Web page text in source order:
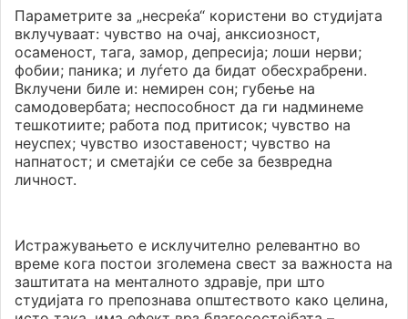
Параметрите за „несреќа“ користени во студијата
вклучуваат: чувство на очај, анксиозност,
осаменост, тага, замор, депресија; лоши нерви;
фобии; паника; и луѓето да бидат обесхрабрени.
Вклучени биле и: немирен сон; губење на
самодовербата; неспособност да ги надминеме
тешкотиите; работа под притисок; чувство на
неуспех; чувство изоставеност; чувство на
напнатост; и сметајќи се себе за безвредна
личност.
Истражувањето е исклучително релевантно во
време кога постои зголемена свест за важноста на
заштитата на менталното здравје, при што
студијата го препознава општеството како целина,